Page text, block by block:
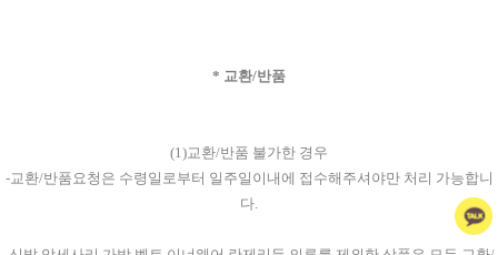
* 교환/반품
(1)교환/반품 불가한 경우
-교환/반품요청은 수령일로부터 일주일이내에 접수해주셔야만 처리 가능합니
다.